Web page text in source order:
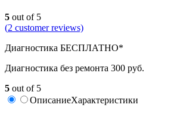
5 out of 5
(2 customer reviews)
Диагностика БЕСПЛАТНО*
Диагностика без ремонта 300 руб.
5 out of 5
ОписаниеХарактеристики